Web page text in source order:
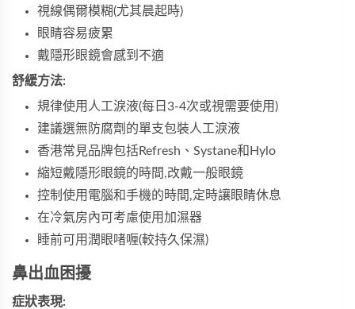
視線偶爾模糊(尤其晨起時)
眼睛容易疲累
戴隱形眼鏡會感到不適
舒緩方法:
規律使用人工淚液(每日3-4次或視需要使用)
建議選無防腐劑的單支包裝人工淚液
香港常見品牌包括Refresh、Systane和Hylo
縮短戴隱形眼鏡的時間,改戴一般眼鏡
控制使用電腦和手機的時間,定時讓眼睛休息
在冷氣房內可考慮使用加濕器
睡前可用潤眼啫喱(較持久保濕)
鼻出血困擾
症狀表現: